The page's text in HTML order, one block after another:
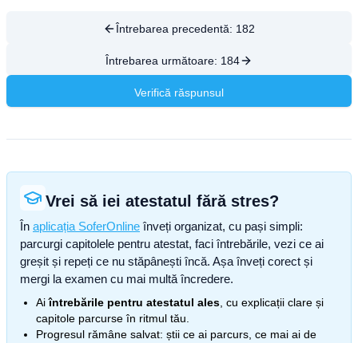
Întrebarea precedentă: 182
Întrebarea următoare: 184
Verifică răspunsul
Vrei să iei atestatul fără stres?
În aplicația SoferOnline înveți organizat, cu pași simpli:
parcurgi capitolele pentru atestat, faci întrebările, vezi ce ai
greșit și repeți ce nu stăpânești încă. Așa înveți corect și
mergi la examen cu mai multă încredere.
Aiîntrebările pentru atestatul ales , cu explicații clare și
capitole parcurse în ritmul tău.
Progresul rămâne salvat: știi ce ai parcurs, ce mai ai de